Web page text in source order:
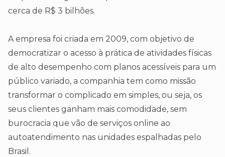
cerca de R$ 3 bilhões.
A empresa foi criada em 2009, com objetivo de
democratizar o acesso à prática de atividades físicas
de alto desempenho com planos acessíveis para um
público variado, a companhia tem como missão
transformar o complicado em simples, ou seja, os
seus clientes ganham mais comodidade, sem
burocracia que vão de serviços online ao
autoatendimento nas unidades espalhadas pelo
Brasil.